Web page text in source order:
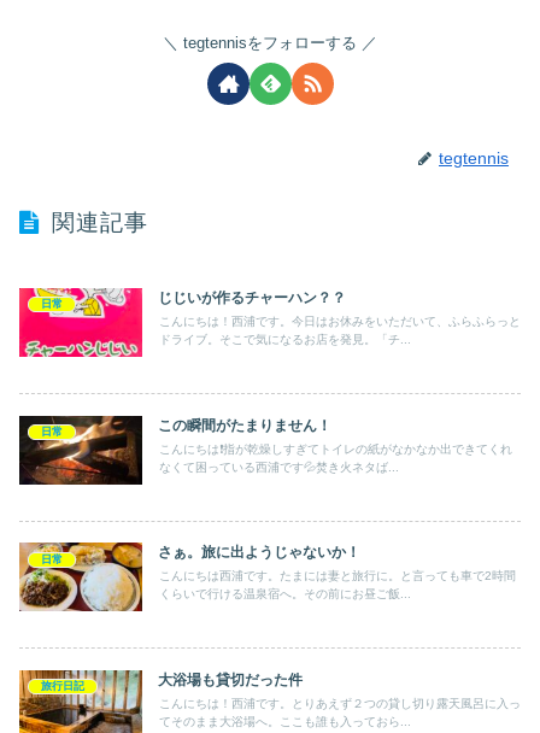
tegtennisをフォローする
tegtennis
関連記事
日常 じじいが作るチャーハン？？
こんにちは！西浦です。今日はお休みをいただいて、ふらふらっと
ドライブ。そこで気になるお店を発見。「チ...
日常 この瞬間がたまりません！
こんにちは❗️指が乾燥しすぎてトイレの紙がなかなか出できてくれ
なくて困っている西浦です💦焚き火ネタば...
日常 さぁ。旅に出ようじゃないか！
こんにちは西浦です。たまには妻と旅行に。と言っても車で2時間
くらいで行ける温泉宿へ。その前にお昼ご飯...
旅行日記 大浴場も貸切だった件
こんにちは！西浦です。とりあえず２つの貸し切り露天風呂に入っ
てそのまま大浴場へ。ここも誰も入っておら...